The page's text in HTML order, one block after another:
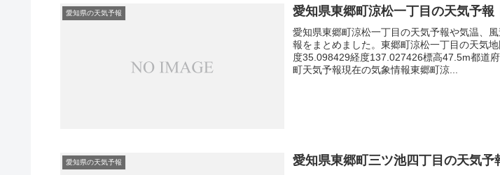
愛知県の天気予報 愛知県東郷町涼松一丁目の天気予報
愛知県東郷町涼松一丁目の天気予報や気温、
報をまとめました。東郷町涼松一丁目の天気
度35.098429経度137.027426標高47.5m都道
町天気予報現在の気象情報東郷町涼...
愛知県の天気予報 愛知県東郷町三ツ池四丁目の天気予